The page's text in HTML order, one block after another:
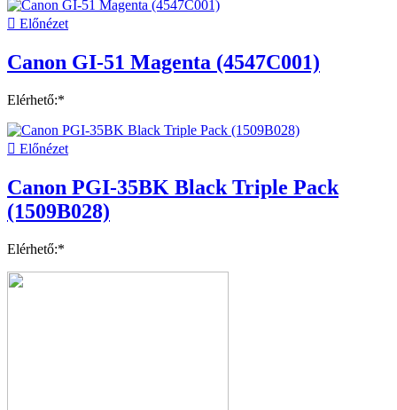
 Előnézet
Canon GI-51 Magenta (4547C001)
Elérhető:*
 Előnézet
Canon PGI-35BK Black Triple Pack
(1509B028)
Elérhető:*